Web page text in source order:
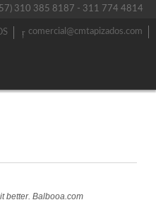
310 385 8187 - 311 774 4814
comercial@cmtapizados.com
better. Balbooa.com